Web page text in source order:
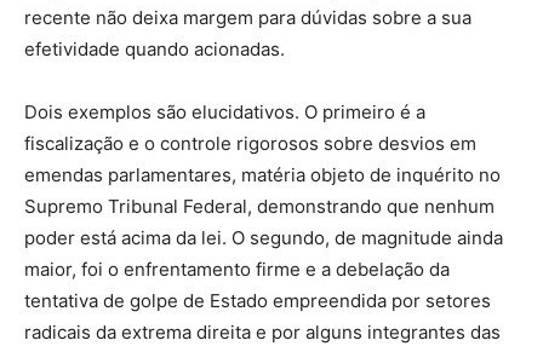
recente não deixa margem para dúvidas sobre a sua
efetividade quando acionadas.
Dois exemplos são elucidativos. O primeiro é a
fiscalização e o controle rigorosos sobre desvios em
emendas parlamentares, matéria objeto de inquérito no
Supremo Tribunal Federal, demonstrando que nenhum
poder está acima da lei. O segundo, de magnitude ainda
maior, foi o enfrentamento firme e a debelação da
tentativa de golpe de Estado empreendida por setores
radicais da extrema direita e por alguns integrantes das